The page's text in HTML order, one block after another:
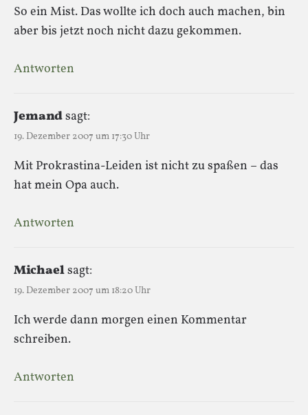
So ein Mist. Das wollte ich doch auch machen, bin
aber bis jetzt noch nicht dazu gekommen.
Antworten
Jemandsagt:
19. Dezember 2007 um 17:30 Uhr
Mit Prokrastina-Leiden ist nicht zu spaßen – das
hat mein Opa auch.
Antworten
Michaelsagt:
19. Dezember 2007 um 18:20 Uhr
Ich werde dann morgen einen Kommentar
schreiben.
Antworten